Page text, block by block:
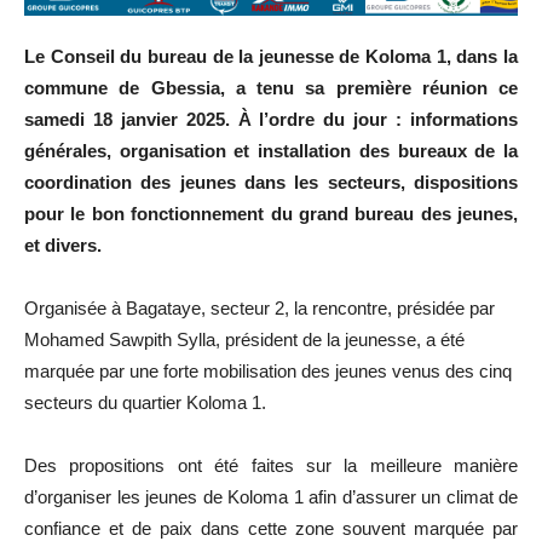
Le Conseil du bureau de la jeunesse de Koloma 1, dans la
commune de Gbessia, a tenu sa première réunion ce
samedi 18 janvier 2025. À l’ordre du jour : informations
générales, organisation et installation des bureaux de la
coordination des jeunes dans les secteurs, dispositions
pour le bon fonctionnement du grand bureau des jeunes,
et divers.
Organisée à Bagataye, secteur 2, la rencontre, présidée par
Mohamed Sawpith Sylla, président de la jeunesse, a été
marquée par une forte mobilisation des jeunes venus des cinq
secteurs du quartier Koloma 1.
Des propositions ont été faites sur la meilleure manière
d’organiser les jeunes de Koloma 1 afin d’assurer un climat de
confiance et de paix dans cette zone souvent marquée par